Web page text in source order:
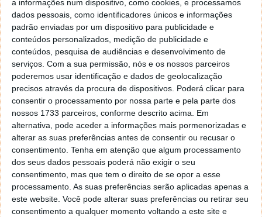
a informações num dispositivo, como cookies, e processamos
dados pessoais, como identificadores únicos e informações
padrão enviadas por um dispositivo para publicidade e
conteúdos personalizados, medição de publicidade e
conteúdos, pesquisa de audiências e desenvolvimento de
serviços. Com a sua permissão, nós e os nossos parceiros
poderemos usar identificação e dados de geolocalização
precisos através da procura de dispositivos. Poderá clicar para
consentir o processamento por nossa parte e pela parte dos
nossos 1733 parceiros, conforme descrito acima. Em
alternativa, pode aceder a informações mais pormenorizadas e
alterar as suas preferências antes de consentir ou recusar o
consentimento. Tenha em atenção que algum processamento
dos seus dados pessoais poderá não exigir o seu
consentimento, mas que tem o direito de se opor a esse
processamento. As suas preferências serão aplicadas apenas a
este website. Você pode alterar suas preferências ou retirar seu
consentimento a qualquer momento voltando a este site e
agradecido, caso contrario obrigado a mesma
Responder
Vítor M.
7 de Novembro de 2005 às 01:39
@Reporter
Desculpa mas o link funciona. Seja como for segue por mail
o MSn Messenger 8.
Responder
Vítor M.
7 de Novembro de 2005 às 11:21
@Rui
Tens de encontrar o que te falei. Faz da seguinte maneira,
janela iniciar e no topo dessa janela com o botão direito do
rato faz propriedades. Depois no separador Menu ‘Iniciar’
clica no botão ‘Personalizar’ aí encontrarás no separador
geral a opção para escolheres o Browser com que queres